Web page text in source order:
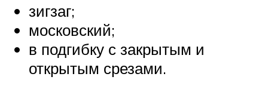
зигзаг;
московский;
в подгибку с закрытым и
открытым срезами.